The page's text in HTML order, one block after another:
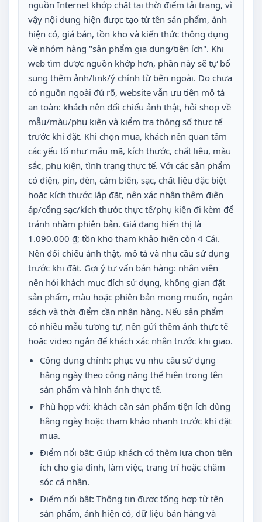
nguồn Internet khớp chặt tại thời điểm tải trang, vì
vậy nội dung hiện được tạo từ tên sản phẩm, ảnh
hiện có, giá bán, tồn kho và kiến thức thông dụng
về nhóm hàng "sản phẩm gia dụng/tiện ích". Khi
web tìm được nguồn khớp hơn, phần này sẽ tự bổ
sung thêm ảnh/link/ý chính từ bên ngoài. Do chưa
có nguồn ngoài đủ rõ, website vẫn ưu tiên mô tả
an toàn: khách nên đối chiếu ảnh thật, hỏi shop về
mẫu/màu/phụ kiện và kiểm tra thông số thực tế
trước khi đặt. Khi chọn mua, khách nên quan tâm
các yếu tố như mẫu mã, kích thước, chất liệu, màu
sắc, phụ kiện, tình trạng thực tế. Với các sản phẩm
có điện, pin, đèn, cảm biến, sạc, chất liệu đặc biệt
hoặc kích thước lắp đặt, nên xác nhận thêm điện
áp/cổng sạc/kích thước thực tế/phụ kiện đi kèm để
tránh nhầm phiên bản. Giá đang hiển thị là
1.090.000 ₫; tồn kho tham khảo hiện còn 4 Cái.
Nên đối chiếu ảnh thật, mô tả và nhu cầu sử dụng
trước khi đặt. Gợi ý tư vấn bán hàng: nhân viên
nên hỏi khách mục đích sử dụng, không gian đặt
sản phẩm, màu hoặc phiên bản mong muốn, ngân
sách và thời điểm cần nhận hàng. Nếu sản phẩm
có nhiều mẫu tương tự, nên gửi thêm ảnh thực tế
hoặc video ngắn để khách xác nhận trước khi giao.
Công dụng chính: phục vụ nhu cầu sử dụng
hằng ngày theo công năng thể hiện trong tên
sản phẩm và hình ảnh thực tế.
Phù hợp với: khách cần sản phẩm tiện ích dùng
hằng ngày hoặc tham khảo nhanh trước khi đặt
mua.
Điểm nổi bật: Giúp khách có thêm lựa chọn tiện
ích cho gia đình, làm việc, trang trí hoặc chăm
sóc cá nhân.
Điểm nổi bật: Thông tin được tổng hợp từ tên
sản phẩm, ảnh hiện có, dữ liệu bán hàng và